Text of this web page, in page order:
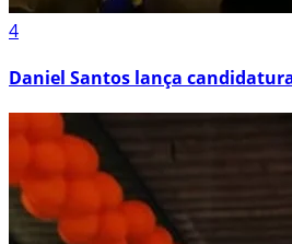
4
Daniel Santos lança